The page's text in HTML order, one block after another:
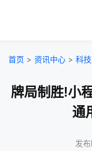
首页 > 资讯中心 > 科
牌局制胜!小
通
发